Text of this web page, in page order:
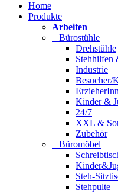
Home
Produkte
Arbeiten
Bürostühle
Drehstühle
Stehhilfen
Industrie
Besucher/
Kinder &
24/7
XXL &
Zubehör
Büromöbel
Steh-
Stehpulte